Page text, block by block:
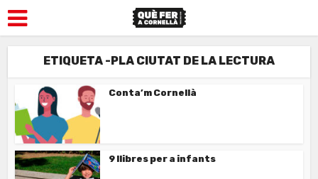
ETIQUETA -PLA CIUTAT DE LA LECTURA
Conta’m Cornellà
9 llibres per a infants